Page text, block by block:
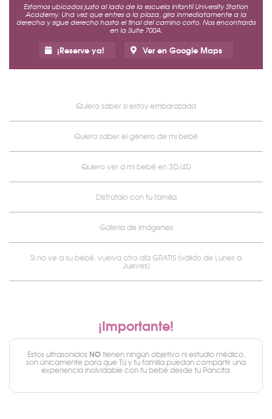
Estamos ubicados justo al lado de la escuela infantil University Station
Academy. Una vez que entres a la plaza, gira inmediatamente a la
derecha y sigue derecho hasta el final del camino corto. Nos encontrarás
en la Suite 700A.
¡Reserve ya! Ver en Google Maps
Quiero saber si estoy embarazada
Quiero saber el género de mi bebé
Quiero ver a mi bebé en 3D/4D
Disfrútalo con tu familia
Galería de imágenes
Si no ve a su bebé, vuelva otro día GRATIS (válido de Lunes a
Jueves)
¡Importante!
Estos ultrasonidos NOtienen ningún objetivo ni estudio médico,
son únicamente para que Tú y tu familia puedan compartir una
experiencia inolvidable con tu bebé desde tu Pancita.